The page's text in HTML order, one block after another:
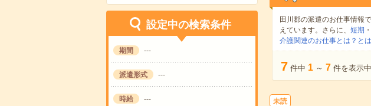
設定中の検索条件
期間 ---
派遣形式 ---
時給 ---
田川郡の派遣のお仕事情報
えています。さらに、 短期 ・
介護関連のお仕事とは？と
7 件中 1 ～ 7 件を表示中
未読